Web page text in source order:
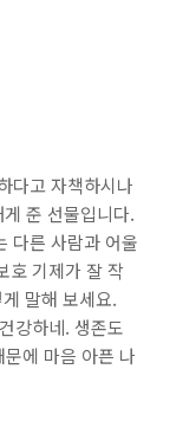
다고 자책하시나
준 선물입니다.
다른 사람과 어울
호 기제가 잘 작
말해 보세요.
강하네. 생존도
에 마음 아픈 나